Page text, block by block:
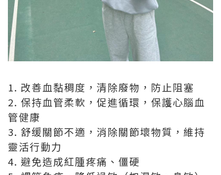
1. 改善血黏稠度，清除廢物，防止阻塞
2. 保持血管柔軟，促進循環，保護心腦血
管健康
3. 舒缓關節不適，消除關節壞物質，維持
靈活行動力
4. 避免造成紅腫疼痛、僵硬